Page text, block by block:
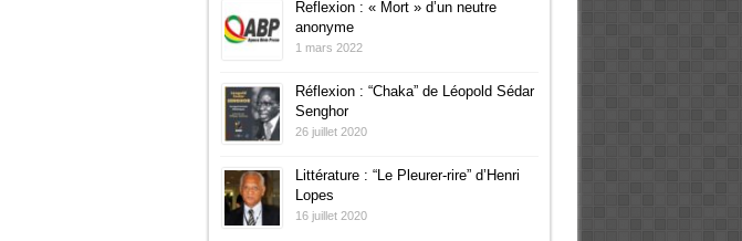
Reflexion : « Mort » d’un neutre
anonyme
1 mars 2022
Réflexion : “Chaka” de Léopold Sédar
Senghor
26 juillet 2020
Littérature : “Le Pleurer-rire” d’Henri
Lopes
16 juillet 2020